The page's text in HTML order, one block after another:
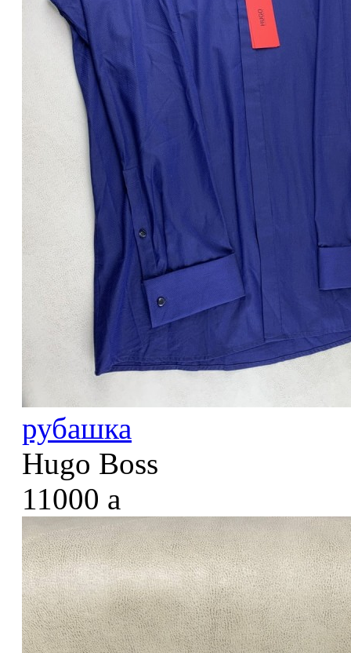
рубашка
Hugo Boss
11000 a